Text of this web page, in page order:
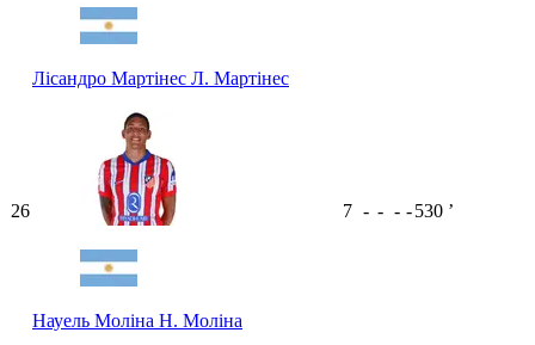
Лісандро Мартінес Л. Мартінес
26
Науель Моліна Н. Моліна
7 - - - -530 ʼ